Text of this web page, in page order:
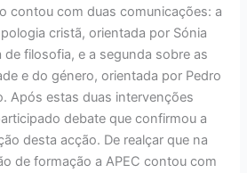
contou com duas comunicações: a
cristã, orientada por Sónia
filosofia, e a segunda sobre as
e do género, orientada por Pedro
Após estas duas intervenções
debate que confirmou a
desta acção. De realçar que na
de formação a APEC contou com